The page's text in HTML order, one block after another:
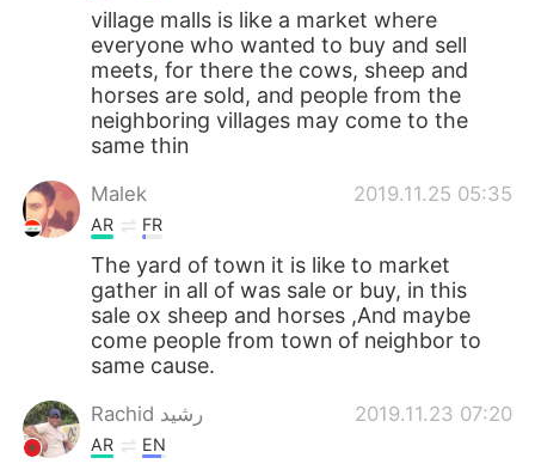
village malls is like a market where
everyone who wanted to buy and sell
meets, for there the cows, sheep and
horses are sold, and people from the
neighboring villages may come to the
same thin
Malek 2019.11.25 05:35
AR FR
The yard of town it is like to market
gather in all of was sale or buy, in this
sale ox sheep and horses ,And maybe
come people from town of neighbor to
same cause.
Rachid رشيد 2019.11.23 07:20
AR EN